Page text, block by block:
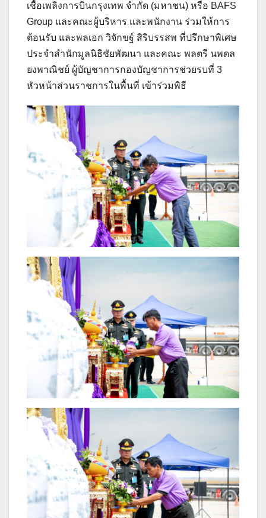
เชื้อเพลิงการบินกรุงเทพ จำกัด (มหาชน) หรือ BAFS
Group และคณะผู้บริหาร และพนักงาน ร่วมให้การ
ต้อนรับ และพลเอก วิจักขฐ์ สิริบรรสพ ที่ปรึกษาพิเศษ
ประจำสำนักมูลนิธิชัยพัฒนา และคณะ พลตรี นพดล
ยงพาณิชย์ ผู้บัญชาการกองบัญชาการช่วยรบที่ 3
หัวหน้าส่วนราชการในพื้นที่ เข้าร่วมพิธี